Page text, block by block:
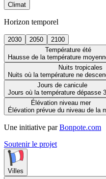
Climat
Horizon temporel
2030 2050
2100
Température été
Hausse de la température
Nuits tropicales
Nuits où la température ne
Jours de canicule
Jours où la température dépasse
Élévation niveau mer
Élévation prévue du niveau de la
Une initiative par Bonpote.com
Soutenir le projet
Villes